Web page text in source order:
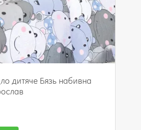
дитяче Бязь набивна